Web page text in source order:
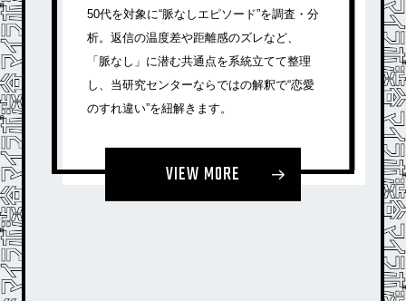
50代を対象に“脈なしエピソード”を調査・分
析。返信の温度差や距離感のズレなど、
「脈なし」に潜む共通点を系統立てて整理
し、当研究センターならではの解釈で“恋愛
のすれ違い”を紐解きます。
VIEW MORE